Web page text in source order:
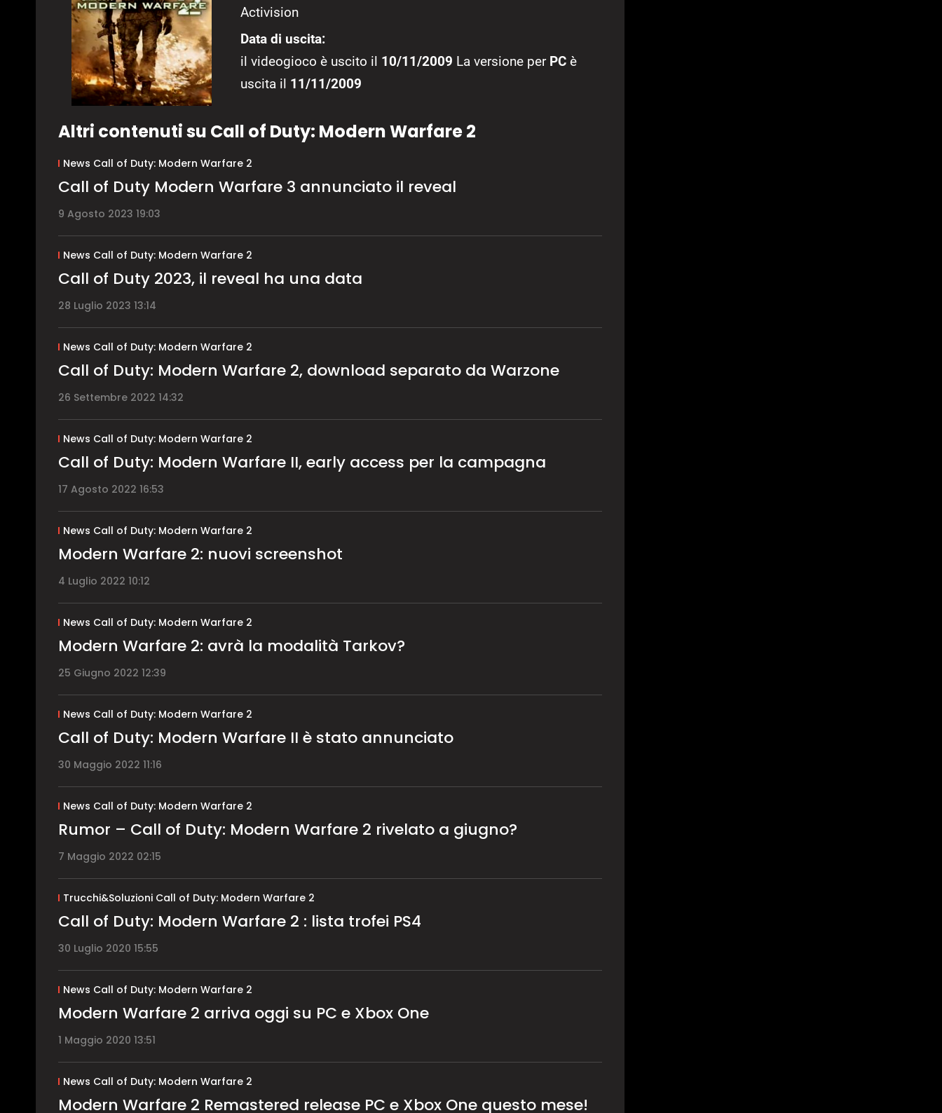
Activision
Data di uscita:
il videogioco è uscito il 10/11/2009 La versione per PC è
uscita il 11/11/2009
Altri contenuti su Call of Duty: Modern Warfare 2
News Call of Duty: Modern Warfare 2
Call of Duty Modern Warfare 3 annunciato il reveal
9 Agosto 2023 19:03
News Call of Duty: Modern Warfare 2
Call of Duty 2023, il reveal ha una data
28 Luglio 2023 13:14
News Call of Duty: Modern Warfare 2
Call of Duty: Modern Warfare 2, download separato da Warzone
26 Settembre 2022 14:32
News Call of Duty: Modern Warfare 2
Call of Duty: Modern Warfare II, early access per la campagna
17 Agosto 2022 16:53
News Call of Duty: Modern Warfare 2
Modern Warfare 2: nuovi screenshot
4 Luglio 2022 10:12
News Call of Duty: Modern Warfare 2
Modern Warfare 2: avrà la modalità Tarkov?
25 Giugno 2022 12:39
News Call of Duty: Modern Warfare 2
Call of Duty: Modern Warfare II è stato annunciato
30 Maggio 2022 11:16
News Call of Duty: Modern Warfare 2
Rumor – Call of Duty: Modern Warfare 2 rivelato a giugno?
7 Maggio 2022 02:15
Trucchi&Soluzioni Call of Duty: Modern Warfare 2
Call of Duty: Modern Warfare 2 : lista trofei PS4
30 Luglio 2020 15:55
News Call of Duty: Modern Warfare 2
Modern Warfare 2 arriva oggi su PC e Xbox One
1 Maggio 2020 13:51
News Call of Duty: Modern Warfare 2
Modern Warfare 2 Remastered release PC e Xbox One questo mese!